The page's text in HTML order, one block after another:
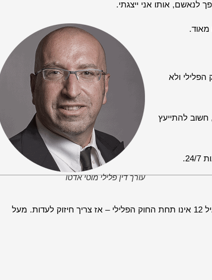
לנאשם, אותו אני ייצגתי.
עורך דין פלילי מוטי אדטו
מאוד.
הפלילי ולא
חשוב להתייעץ
כלל ילד כשיר להעיד (במקום בו לא חל חוק חקירת ילדים), ילד עד גיל 12 אינו תחת החוק הפלילי – אז צריך חיזוק לעדות. מעל